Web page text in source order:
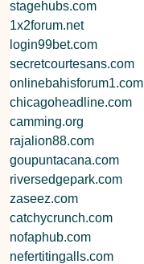
stagehubs.com
1x2forum.net
login99bet.com
secretcourtesans.com
onlinebahisforum1.com
chicagoheadline.com
camming.org
rajalion88.com
goupuntacana.com
riversedgepark.com
zaseez.com
catchycrunch.com
nofaphub.com
nefertitingalls.com